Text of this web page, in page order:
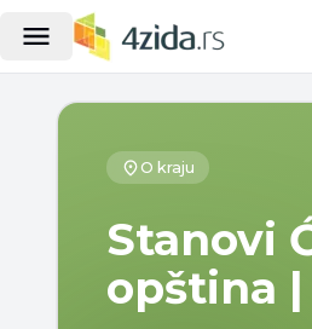
O kraju
Stanovi
opština